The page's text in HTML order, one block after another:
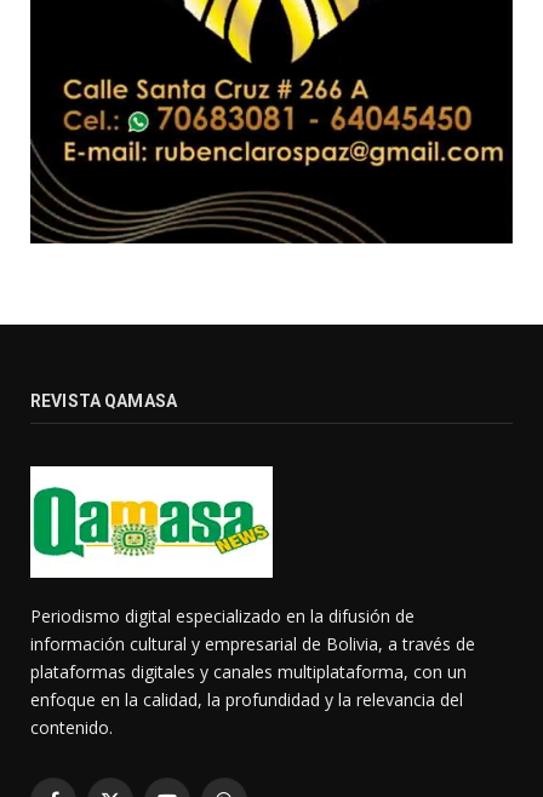
REVISTA QAMASA
Periodismo digital especializado en la difusión de
información cultural y empresarial de Bolivia, a través de
plataformas digitales y canales multiplataforma, con un
enfoque en la calidad, la profundidad y la relevancia del
contenido.